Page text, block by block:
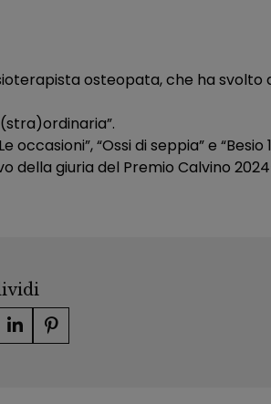
osteopata, che ha svolto
“Ossi di seppia” e “Besio
della giuria del Premio Calvino